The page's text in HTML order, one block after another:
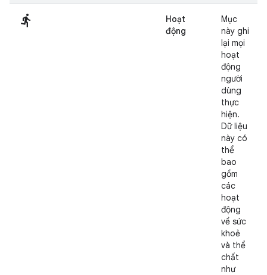
directions_run
Hoạt
động
Mục
này ghi
lại mọi
hoạt
động
người
dùng
thực
hiện.
Dữ liệu
này có
thể
bao
gồm
các
hoạt
động
về sức
khoẻ
và thể
chất
như